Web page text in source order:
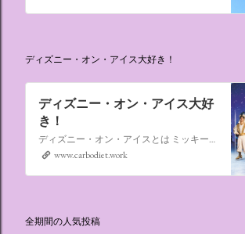
ディズニー・オン・アイス大好き！
ディズニー・オン・アイス大好
き！
ディズニー・オン・アイスとは ミッキーマウスやミニーマウスをはじめ、たくさんのディズニーキャラクターが登場し、世代を超えて愛され続けている、氷の上のミュージカルショーです。
www.carbodiet.work
全期間の人気投稿